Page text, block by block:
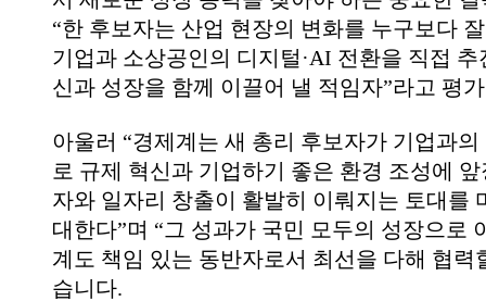
“한 후보자는 산업 현장의 변화를 누구보다
기업과 소상공인의 디지털·AI 전환을 직접 추
신과 성장을 함께 이끌어 낼 적임자”라고 평
아울러 “경제계는 새 총리 후보자가 기업과
로 규제 혁신과 기업하기 좋은 환경 조성에
자와 일자리 창출이 활발히 이뤄지는 토대를
대한다”며 “그 성과가 국민 모두의 성장으로
계도 책임 있는 동반자로서 최선을 다해 협력
습니다.